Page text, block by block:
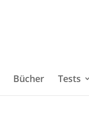
Bücher Tests